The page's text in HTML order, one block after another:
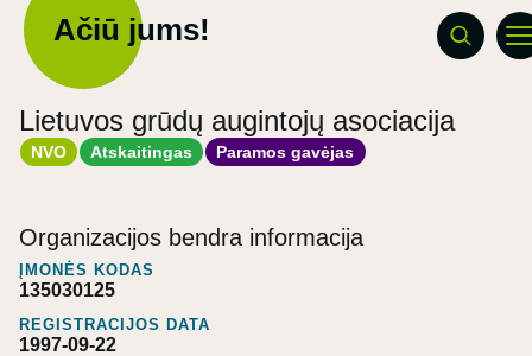
Ačiū jums!
Lietuvos grūdų augintojų asociacija
NVO Atskaitingas Paramos gavėjas
Organizacijos bendra informacija
ĮMONĖS KODAS
135030125
REGISTRACIJOS DATA
1997-09-22